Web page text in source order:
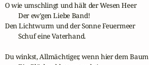
O wie umschlingt und hält der Wesen Heer
        Der ew'gen Liebe Band!
Den Lichtwurm und der Sonne Feuermeer
        Schuf eine Vaterhand.
Du winkst, Allmächtiger, wenn hier dem Baum